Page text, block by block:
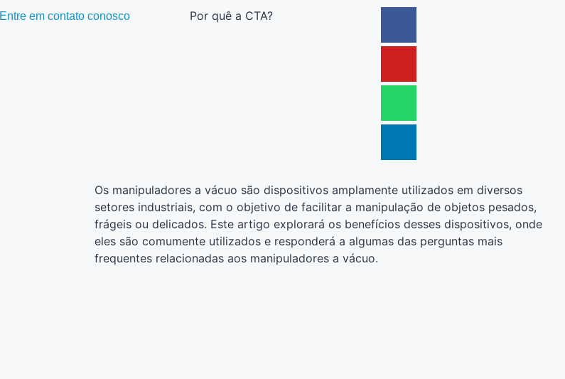
Entre em contato conosco Por quê a CTA?
Os manipuladores a vácuo são dispositivos amplamente utilizados em diversos
setores industriais, com o objetivo de facilitar a manipulação de objetos pesados,
frágeis ou delicados. Este artigo explorará os benefícios desses dispositivos, onde
eles são comumente utilizados e responderá a algumas das perguntas mais
frequentes relacionadas aos manipuladores a vácuo.